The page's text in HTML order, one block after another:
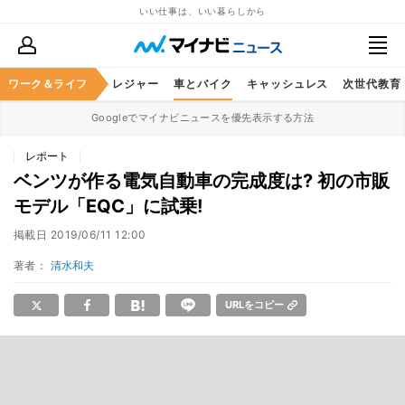
いい仕事は、いい暮らしから
ワーク＆ライフ
スケア グルメ レジャー 車とバイク キャッシュレス 次世代教育
Googleでマイナビニュースを優先表示する方法
レポート
ベンツが作る電気自動車の完成度は? 初の市販
モデル「EQC」に試乗!
掲載日 2019/06/11 12:00
著者： 清水和夫
URLをコピー